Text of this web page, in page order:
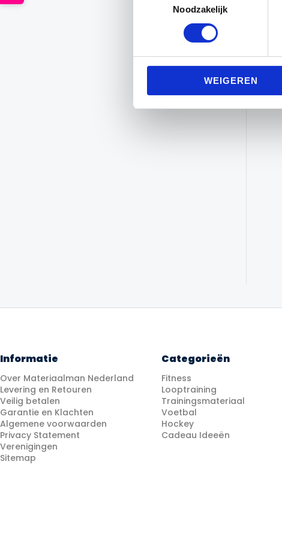
Noodzakelijk
WEIGEREN
Informatie
Over Materiaalman Nederland
Levering en Retouren
Veilig betalen
Garantie en Klachten
Algemene voorwaarden
Privacy Statement
Verenigingen
Sitemap
Categorieën
Fitness
Looptraining
Trainingsmateriaal
Voetbal
Hockey
Cadeau Ideeën